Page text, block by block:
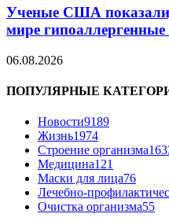
Ученые США
мире гипоаллергенные
06.08.2026
ПОПУЛЯРНЫЕ
Новости9189
Жизнь1974
Строение организма
Медицина121
Маски для лица76
Лечебно-
Очистка организма55